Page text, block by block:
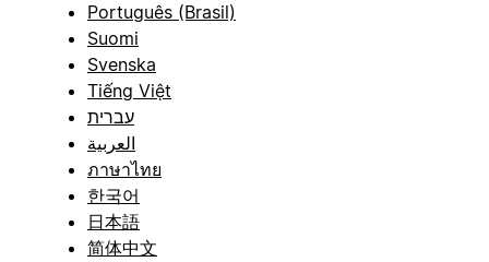
Português (Brasil)
Suomi
Svenska
Tiếng Việt
עברית
العربية
ภาษาไทย
한국어
日本語
简体中文